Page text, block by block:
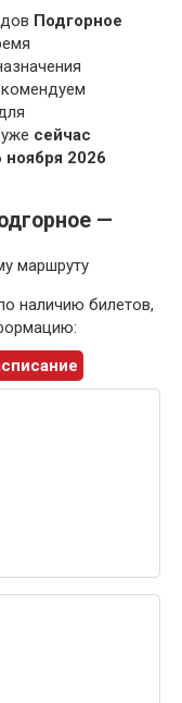
Подгорное
сейчас
2026
—
маршруту
наличию билетов,